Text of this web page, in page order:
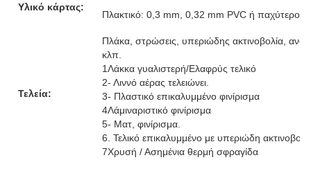
Υλικό κάρτας:
Πλακτικό: 0,3 mm, 0,32 mm PVC ή παχύτερο
Τελεία:
Πλάκα, στρώσεις, υπεριώδης ακτινοβολία,
κλπ.
1Λάκκα γυαλιστερή/Ελαφρύς τελικό
2- Λιννό αέρας τελειώνει.
3- Πλαστικό επικαλυμμένο φινίρισμα
4Λάμιναριστικό φινίρισμα
5- Ματ, φινίρισμα.
6. Τελικό επικαλυμμένο με υπεριώδη
7Χρυσή / Ασημένια θερμή σφραγίδα